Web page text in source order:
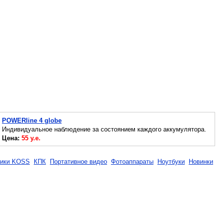
POWERline 4 globe
Индивидуальное наблюдение за состоянием каждого аккумулятора.
Цена: 55 у.е.
KOSS КПК Портативное видео Фотоаппараты Ноутбуки Новинки